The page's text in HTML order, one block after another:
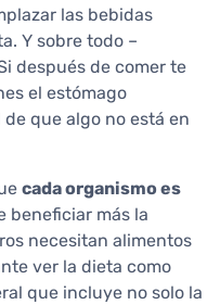
las bebidas
Y sobre todo –
después de comer te
el estómago
que algo no está en
cada organismo es
beneficiar más la
necesitan alimentos
ver la dieta como
que incluye no solo la